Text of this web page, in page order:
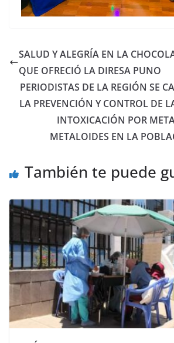
SALUD Y ALEGRÍA EN LA
QUE OFRECIÓ LA DIRESA PUNO
PERIODISTAS DE LA REGIÓN SE
LA PREVENCIÓN Y CONTROL DE
INTOXICACIÓN POR
METALOIDES EN LA
También te puede